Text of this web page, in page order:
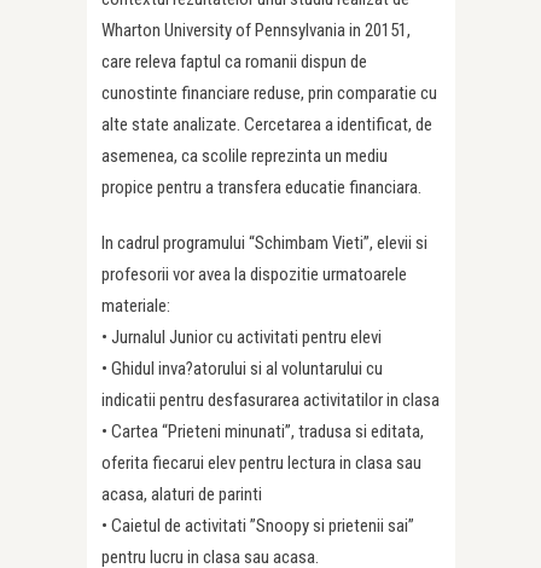
Wharton University of Pennsylvania in 20151,
care releva faptul ca romanii dispun de
cunostinte financiare reduse, prin comparatie cu
alte state analizate. Cercetarea a identificat, de
asemenea, ca scolile reprezinta un mediu
propice pentru a transfera educatie financiara.
In cadrul programului “Schimbam Vieti”, elevii si
profesorii vor avea la dispozitie urmatoarele
materiale:
• Jurnalul Junior cu activitati pentru elevi
• Ghidul inva?atorului si al voluntarului cu
indicatii pentru desfasurarea activitatilor in clasa
• Cartea “Prieteni minunati”, tradusa si editata,
oferita fiecarui elev pentru lectura in clasa sau
acasa, alaturi de parinti
• Caietul de activitati ”Snoopy si prietenii sai”
pentru lucru in clasa sau acasa.